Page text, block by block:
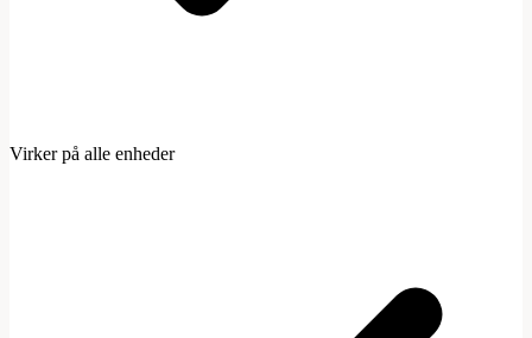
Virker på alle enheder